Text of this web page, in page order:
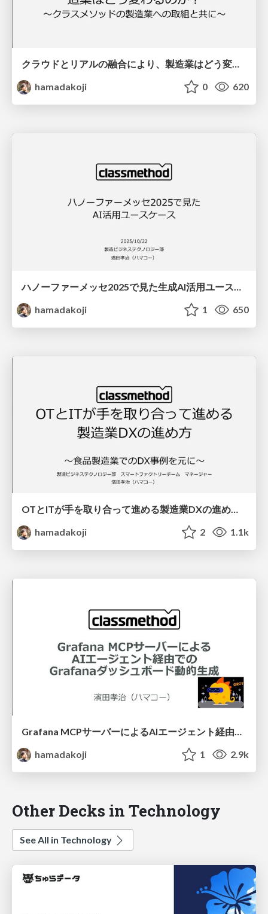
クラウドとリアルの融合により、製造業はどう変わるのか？〜クラスメソッドの製造業への取組と共に〜
hamadakoji
0 620
hamadakoji
1 650
OTとITが手を取り合って進める製造業DXの進め方〜食品製造業でのDX事例を元に〜
hamadakoji
2 1.1k
Grafana MCPサーバーによるAIエージェント経由でのGrafanaダッシュボード動的生成
hamadakoji
1 2.9k
Other Decks in Technology
See All in Technology